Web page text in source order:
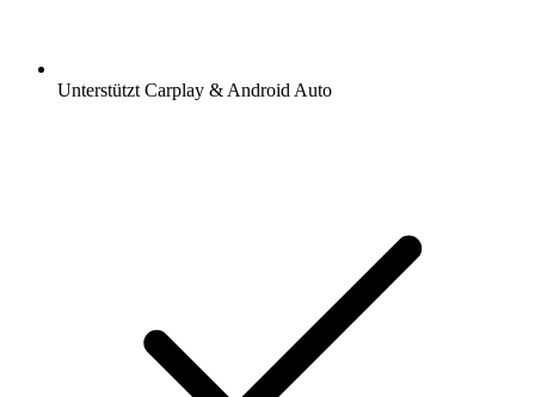
Unterstützt Carplay & Android Auto